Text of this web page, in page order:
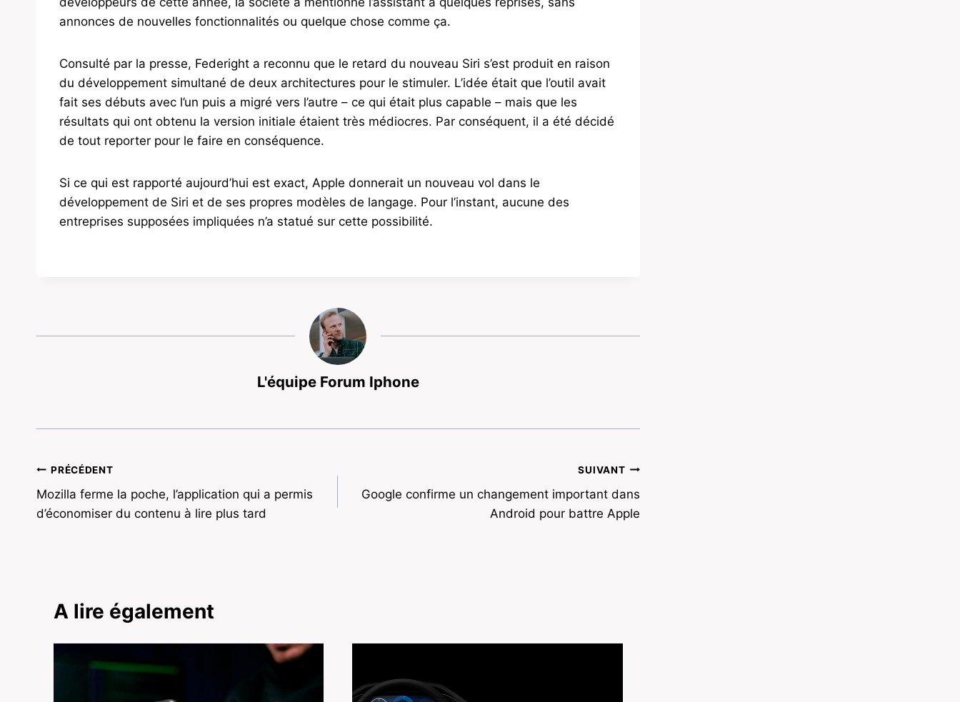
annonces de nouvelles fonctionnalités ou quelque chose comme ça.
Consulté par la presse, Federight a reconnu que le retard du nouveau Siri s’est produit en raison
du développement simultané de deux architectures pour le stimuler. L’idée était que l’outil avait
fait ses débuts avec l’un puis a migré vers l’autre – ce qui était plus capable – mais que les
résultats qui ont obtenu la version initiale étaient très médiocres. Par conséquent, il a été décidé
de tout reporter pour le faire en conséquence.
Si ce qui est rapporté aujourd’hui est exact, Apple donnerait un nouveau vol dans le
développement de Siri et de ses propres modèles de langage. Pour l’instant, aucune des
entreprises supposées impliquées n’a statué sur cette possibilité.
L'équipe Forum Iphone
Navigation
de
PRÉCÉDENT
Mozilla ferme la poche, l’application qui a permis
d’économiser du contenu à lire plus tard
SUIVANT
Google confirme un changement important dans
Android pour battre Apple
A lire également